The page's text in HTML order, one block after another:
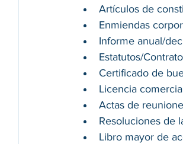
Artículos de
Enmiendas
Informe anual/
Estatutos/
Certificado de
Licencia
Actas de
Resoluciones de
Libro mayor de